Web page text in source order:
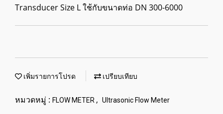
Transducer Size L ใช้กับขนาดท่อ DN 300-6000
เพิ่มรายการโปรด เปรียบเทียบ
หมวดหมู่ : FLOW METER , Ultrasonic Flow Meter